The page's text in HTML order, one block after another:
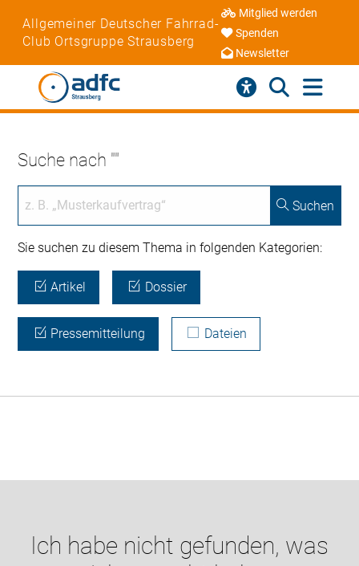
Allgemeiner Deutscher Fahrrad-
Club Ortsgruppe Strausberg
Mitglied werden
Spenden
Newsletter
Suche nach ""
Suchen
Sie suchen zu diesem Thema in folgenden Kategorien:
Artikel Dossier
Pressemitteilung Dateien
Ich habe nicht gefunden, was